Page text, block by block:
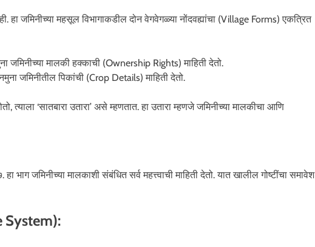
हा जमिनीच्या महसूल विभागाकडील दोन वेगवेगळ्या नोंदवह्यांचा (Village Forms) एकत्रित
जमिनीच्या मालकी हक्काची (Ownership Rights) माहिती देतो.
जमिनीतील पिकांची (Crop Details) माहिती देतो.
त्याला ‘सातबारा उतारा’ असे म्हणतात. हा उतारा म्हणजे जमिनीच्या मालकीचा आणि
भाग जमिनीच्या मालकाशी संबंधित सर्व महत्त्वाची माहिती देतो. यात खालील गोष्टींचा समावेश
System):